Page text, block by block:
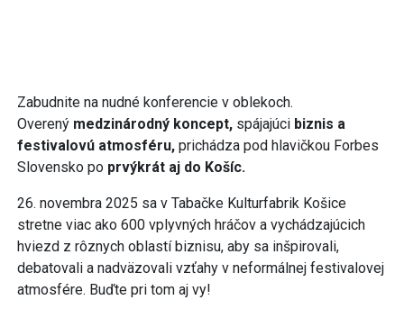
Zabudnite na nudné konferencie v oblekoch.
Overený medzinárodný koncept, spájajúci biznis a
festivalovú atmosféru, prichádza pod hlavičkou Forbes
Slovensko po prvýkrát aj do Košíc.
26. novembra 2025 sa v Tabačke Kulturfabrik Košice
stretne viac ako 600 vplyvných hráčov a vychádzajúcich
hviezd z rôznych oblastí biznisu, aby sa inšpirovali,
debatovali a nadväzovali vzťahy v neformálnej festivalovej
atmosfére. Buďte pri tom aj vy!